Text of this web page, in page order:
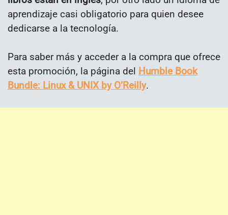
aprendizaje casi obligatorio para quien desee
dedicarse a la tecnología.
Para saber más y acceder a la compra que ofrece
esta promoción, la página del Humble Book
Bundle: Linux & UNIX by O’Reilly.